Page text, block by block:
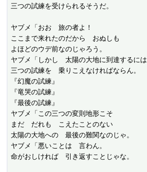
三つの試練を受けられるそうだ。
ヤブメ「おお　旅の者よ！
ここまで来れたのだから　おぬしも
よほどのウデ前なのじゃろう。
ヤブメ「しかし　太陽の大地に到達するには
三つの試練を　乗りこえなければならん。
『幻魔の試練』
『竜哭の試練』
『最後の試練』
ヤブメ「この三つの変則地形こそ
まだ　だれも　こえたことのない
太陽の大地への　最後の難関なのじゃ。
ヤブメ「悪いことは　言わん。
命がおしければ　引き返すことじゃな。